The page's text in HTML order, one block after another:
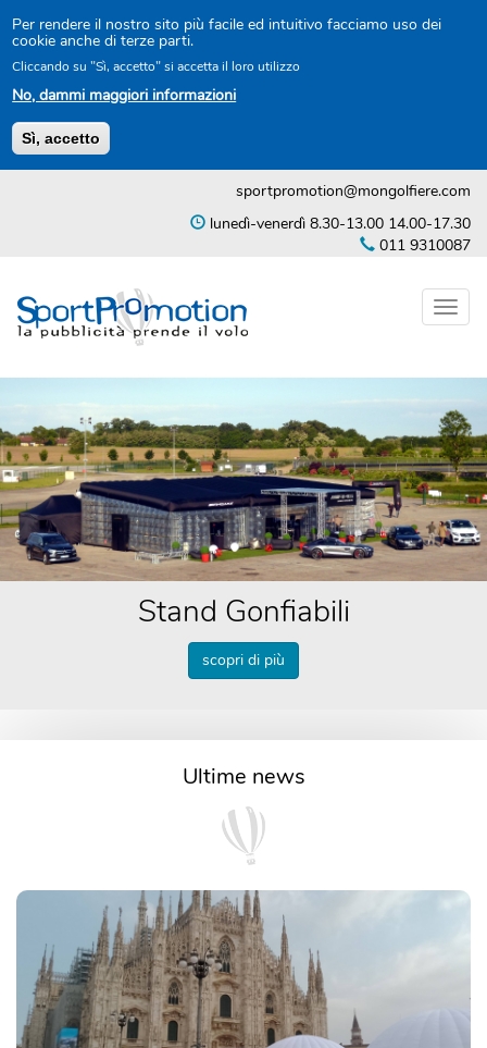
Per rendere il nostro sito più facile ed intuitivo facciamo uso dei
cookie anche di terze parti.
Cliccando su "Sì, accetto" si accetta il loro utilizzo
No, dammi maggiori informazioni
Sì, accetto
sportpromotion@mongolfiere.com
lunedì-venerdì 8.30-13.00 14.00-17.30
011 9310087
Stand Gonfiabili
scopri di più
Ultime news